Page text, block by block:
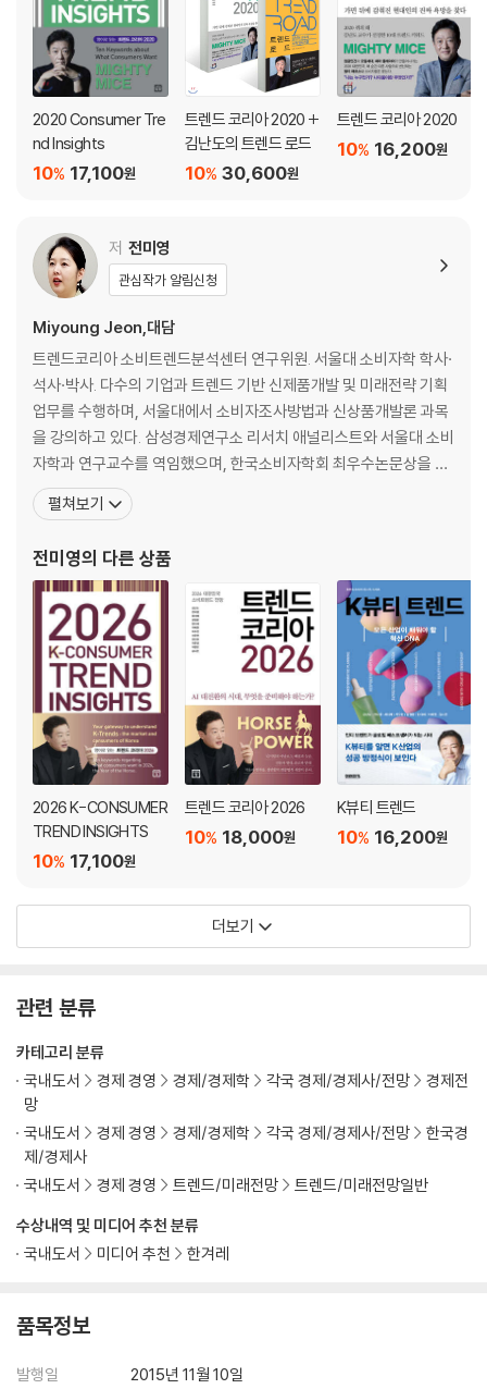
2020 Consumer Tre
nd Insights
17,100원
10%
트렌드 코리아 2020 +
김난도의 트렌드 로드
30,600원
10%
트렌드 코리아 2020
16,200원
10%
저 전미영
관심작가 알림신청
Miyoung Jeon,대담
트렌드코리아 소비트렌드분석센터 연구위원. 서울대 소비자학 학사·
석사·박사. 다수의 기업과 트렌드 기반 신제품개발 및 미래전략 기획
업무를 수행하며, 서울대에서 소비자조사방법과 신상품개발론 과목
을 강의하고 있다. 삼성경제연구소 리서치 애널리스트와 서울대 소비
자학과 연구교수를 역임했으며, 한국소비자학회 최우수논문상을 수
상했다. 2009년부터 〈트렌드코리아〉 시리즈 공저자로 참여하고 있
으며, 『K뷰티 트렌드』, 『스물하나, 서른아홉』, 『트렌드 차이나』, 〈대
하나은행 경영자문위원, 하나손해보험 여성리더 자문위원, 농
펼쳐보기
전미영의 다른 상품
2026 K-CONSUMER
TREND INSIGHTS
17,100원
10%
트렌드 코리아 2026
18,000원
10%
K뷰티 트렌드
16,200원
10%
더보기
관련 분류
수상내역 및 미디어 추천 분류
국내도서
미디어 추천 한겨레
카테고리 분류
국내도서
경제 경영 경제/경제학 각국 경제/경제사/전망
경제전
망
국내도서
경제 경영 경제/경제학 각국 경제/경제사/전망
한국경
제/경제사
국내도서
경제 경영 트렌드/미래전망 트렌드/미래전망일반
품목정보
발행일
2015년 11월 10일